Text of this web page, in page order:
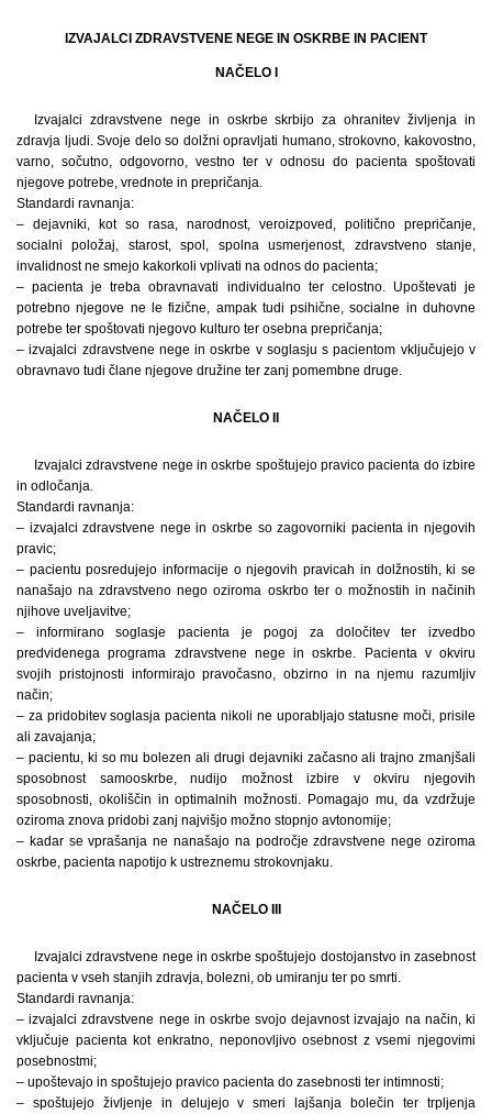
IZVAJALCI ZDRAVSTVENE NEGE IN OSKRBE IN PACIENT
NAČELO I
Izvajalci zdravstvene nege in oskrbe skrbijo za ohranitev življenja in
zdravja ljudi. Svoje delo so dolžni opravljati humano, strokovno, kakovostno,
varno, sočutno, odgovorno, vestno ter v odnosu do pacienta spoštovati
njegove potrebe, vrednote in prepričanja.
Standardi ravnanja:
– dejavniki, kot so rasa, narodnost, veroizpoved, politično prepričanje,
socialni položaj, starost, spol, spolna usmerjenost, zdravstveno stanje,
invalidnost ne smejo kakorkoli vplivati na odnos do pacienta;
– pacienta je treba obravnavati individualno ter celostno. Upoštevati je
potrebno njegove ne le fizične, ampak tudi psihične, socialne in duhovne
potrebe ter spoštovati njegovo kulturo ter osebna prepričanja;
– izvajalci zdravstvene nege in oskrbe v soglasju s pacientom vključujejo v
obravnavo tudi člane njegove družine ter zanj pomembne druge.
NAČELO II
Izvajalci zdravstvene nege in oskrbe spoštujejo pravico pacienta do izbire
in odločanja.
Standardi ravnanja:
– izvajalci zdravstvene nege in oskrbe so zagovorniki pacienta in njegovih
pravic;
– pacientu posredujejo informacije o njegovih pravicah in dolžnostih, ki se
nanašajo na zdravstveno nego oziroma oskrbo ter o možnostih in načinih
njihove uveljavitve;
– informirano soglasje pacienta je pogoj za določitev ter izvedbo
predvidenega programa zdravstvene nege in oskrbe. Pacienta v okviru
svojih pristojnosti informirajo pravočasno, obzirno in na njemu razumljiv
način;
– za pridobitev soglasja pacienta nikoli ne uporabljajo statusne moči, prisile
ali zavajanja;
– pacientu, ki so mu bolezen ali drugi dejavniki začasno ali trajno zmanjšali
sposobnost samooskrbe, nudijo možnost izbire v okviru njegovih
sposobnosti, okoliščin in optimalnih možnosti. Pomagajo mu, da vzdržuje
oziroma znova pridobi zanj najvišjo možno stopnjo avtonomije;
– kadar se vprašanja ne nanašajo na področje zdravstvene nege oziroma
oskrbe, pacienta napotijo k ustreznemu strokovnjaku.
NAČELO III
Izvajalci zdravstvene nege in oskrbe spoštujejo dostojanstvo in zasebnost
pacienta v vseh stanjih zdravja, bolezni, ob umiranju ter po smrti.
Standardi ravnanja:
– izvajalci zdravstvene nege in oskrbe svojo dejavnost izvajajo na način, ki
vključuje pacienta kot enkratno, neponovljivo osebnost z vsemi njegovimi
posebnostmi;
– upoštevajo in spoštujejo pravico pacienta do zasebnosti ter intimnosti;
– spoštujejo življenje in delujejo v smeri lajšanja bolečin ter trpljenja